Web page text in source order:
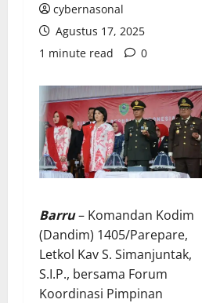
cybernasonal
Agustus 17, 2025
1 minute read
0
Barru– Komandan Kodim
(Dandim) 1405/Parepare,
Letkol Kav S. Simanjuntak,
S.I.P., bersama Forum
Koordinasi Pimpinan